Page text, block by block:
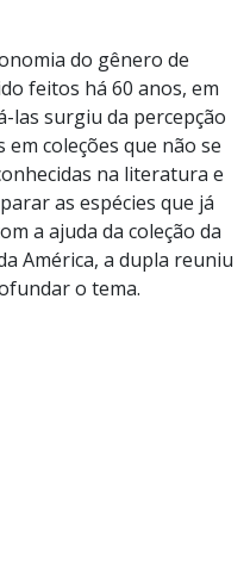
do gênero de
feitos há 60 anos, em
las surgiu da percepção
coleções que não se
na literatura e
as espécies que já
a ajuda da coleção da
América, a dupla reuniu
o tema.